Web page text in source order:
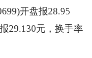
开盘报28.95
29.130元，换手率